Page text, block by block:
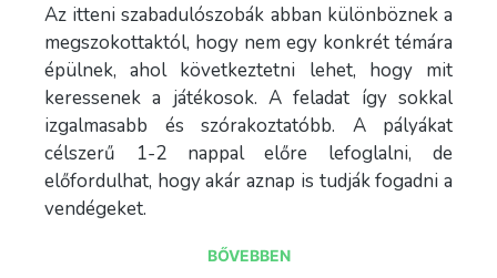
Az itteni szabadulószobák abban különböznek a
megszokottaktól, hogy nem egy konkrét témára
épülnek, ahol következtetni lehet, hogy mit
keressenek a játékosok. A feladat így sokkal
izgalmasabb és szórakoztatóbb. A pályákat
célszerű 1-2 nappal előre lefoglalni, de
előfordulhat, hogy akár aznap is tudják fogadni a
vendégeket.
A szabadulószobákból ügyességi és logikai
BŐVEBBEN